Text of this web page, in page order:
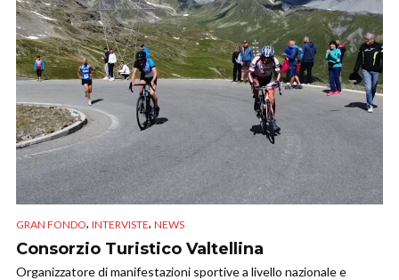
GRAN FONDO, INTERVISTE, NEWS
Consorzio Turistico Valtellina
Organizzatore di manifestazioni sportive a livello nazionale e